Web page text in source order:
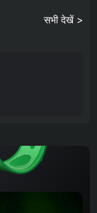
सभी देखें >